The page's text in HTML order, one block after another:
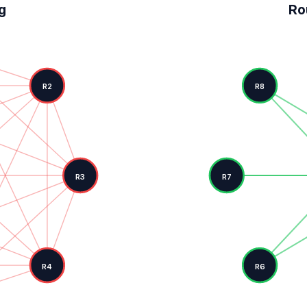
R2
R3
R4 R6
R7
R8